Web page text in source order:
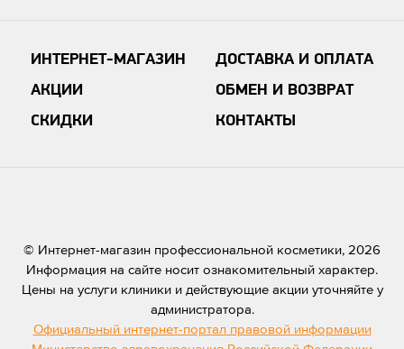
ИНТЕРНЕТ-МАГАЗИН
АКЦИИ
СКИДКИ
ДОСТАВКА И ОПЛАТА
ОБМЕН И ВОЗВРАТ
КОНТАКТЫ
© Интернет-магазин профессиональной косметики, 2026
Информация на сайте носит ознакомительный характер.
Цены на услуги клиники и действующие акции уточняйте у
администратора.
Официальный интернет-портал правовой информации